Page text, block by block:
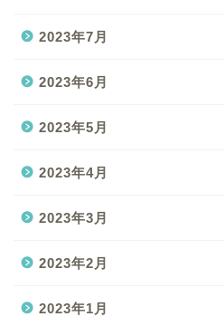
2023年7月
2023年6月
2023年5月
2023年4月
2023年3月
2023年2月
2023年1月